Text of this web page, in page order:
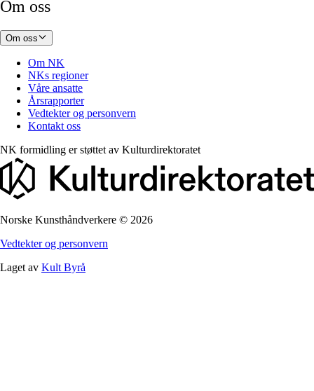
Om oss
Om oss
Om NK
NKs regioner
Våre ansatte
Årsrapporter
Vedtekter og personvern
Kontakt oss
NK formidling er støttet av Kulturdirektoratet
Norske Kunsthåndverkere © 2026
Vedtekter og personvern
Laget av Kult Byrå